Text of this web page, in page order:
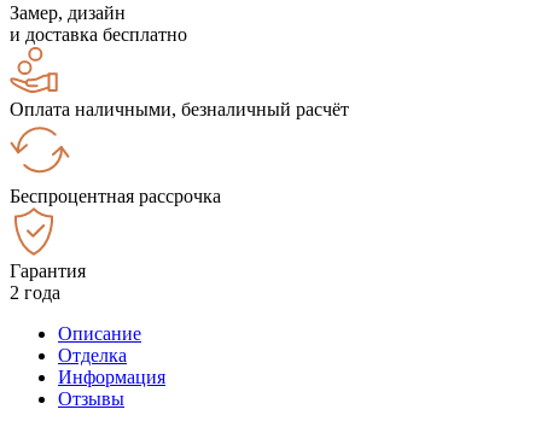
Замер, дизайн
и доставка бесплатно
Оплата наличными, безналичный расчёт
Беспроцентная рассрочка
Гарантия
2 года
Описание
Отделка
Информация
Отзывы